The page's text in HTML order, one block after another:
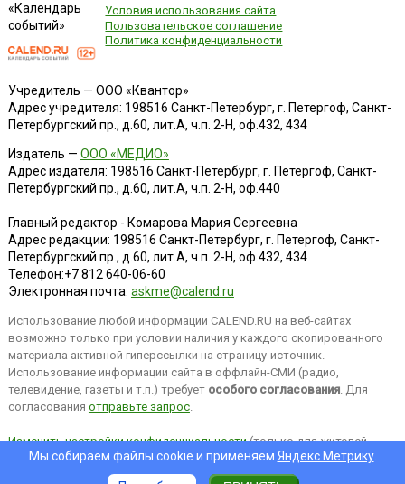
«Календарь
событий»
Условия использования сайта
Пользовательское соглашение
Политика конфиденциальности
Учредитель — ООО «Квантор»
Адрес учредителя: 198516 Санкт-Петербург, г. Петергоф, Санкт-
Петербургский пр., д.60, лит.А, ч.п. 2-Н, оф.432, 434
Издатель — ООО «МЕДИО»
Адрес издателя: 198516 Санкт-Петербург, г. Петергоф, Санкт-
Петербургский пр., д.60, лит.А, ч.п. 2-Н, оф.440
Главный редактор - Комарова Мария Сергеевна
Адрес редакции: 198516 Санкт-Петербург, г. Петергоф, Санкт-
Петербургский пр., д.60, лит.А, ч.п. 2-Н, оф.432, 434
Телефон:+7 812 640-06-60
Электронная почта: askme@calend.ru
Использование любой информации CALEND.RU на веб-сайтах
возможно только при условии наличия у каждого скопированного
материала активной гиперссылки на страницу-источник.
Использование информации сайта в оффлайн-СМИ (радио,
телевидение, газеты и т.п.) требует особого согласования. Для
согласования отправьте запрос.
Изменить настройки конфиденциальности(только для жителей
EEA).Мы собираем файлы cookie и применяем Яндекс.Метрику.